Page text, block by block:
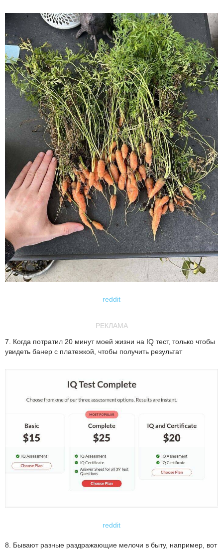
reddit
РЕКЛАМА
7. Когда потратил 20 минут моей жизни на IQ тест, только чтобы
увидеть банер с платежкой, чтобы получить результат
reddit
8. Бывают разные раздражающие мелочи в быту, например, вот